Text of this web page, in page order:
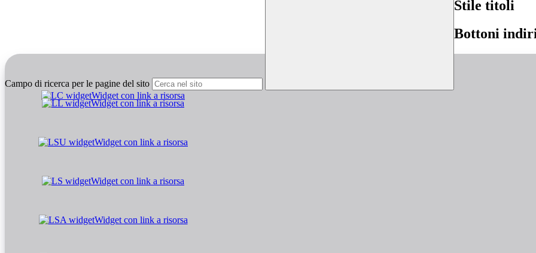
Campo di ricerca per le pagine del sito
Stile titoli
Bottoni
Widget con link a risorsa
Widget con link a risorsa
Widget con link a risorsa
Widget con link a risorsa
Widget con link a risorsa